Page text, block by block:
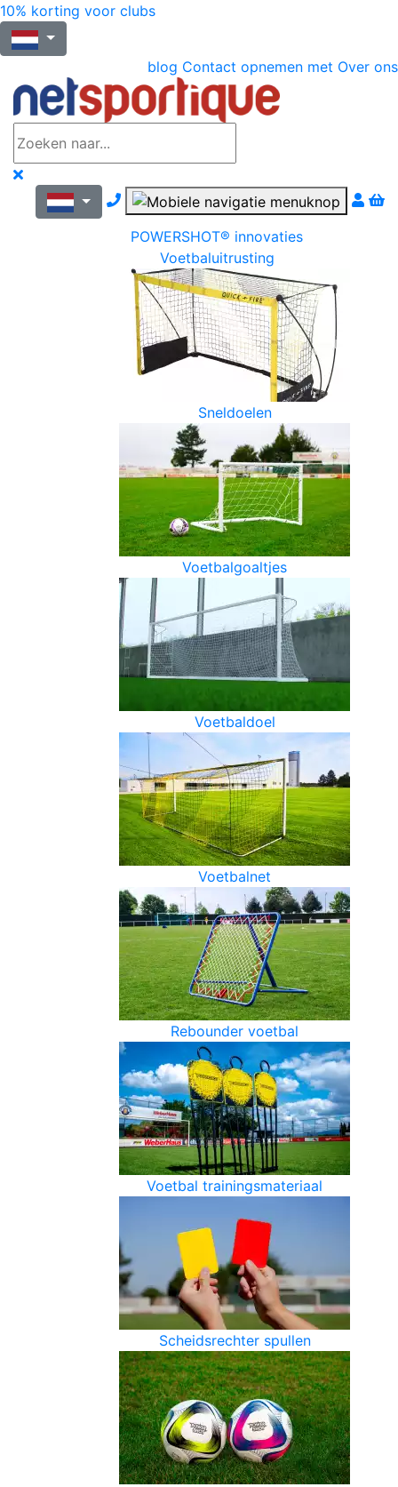
10% korting voor clubs
blog Contact opnemen met Over ons
Nous contacter par téléphone
POWERSHOT® innovaties
Voetbaluitrusting
Sneldoelen
Voetbalgoaltjes
Voetbaldoel
Voetbalnet
Rebounder voetbal
Voetbal trainingsmateriaal
Scheidsrechter spullen